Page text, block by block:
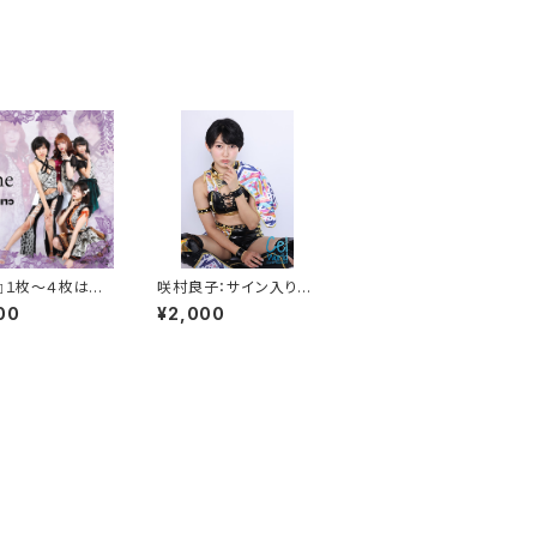
１枚〜４枚はこ
咲村良子：サイン入りポ
ートレイト【Ｇ】
¥2,000